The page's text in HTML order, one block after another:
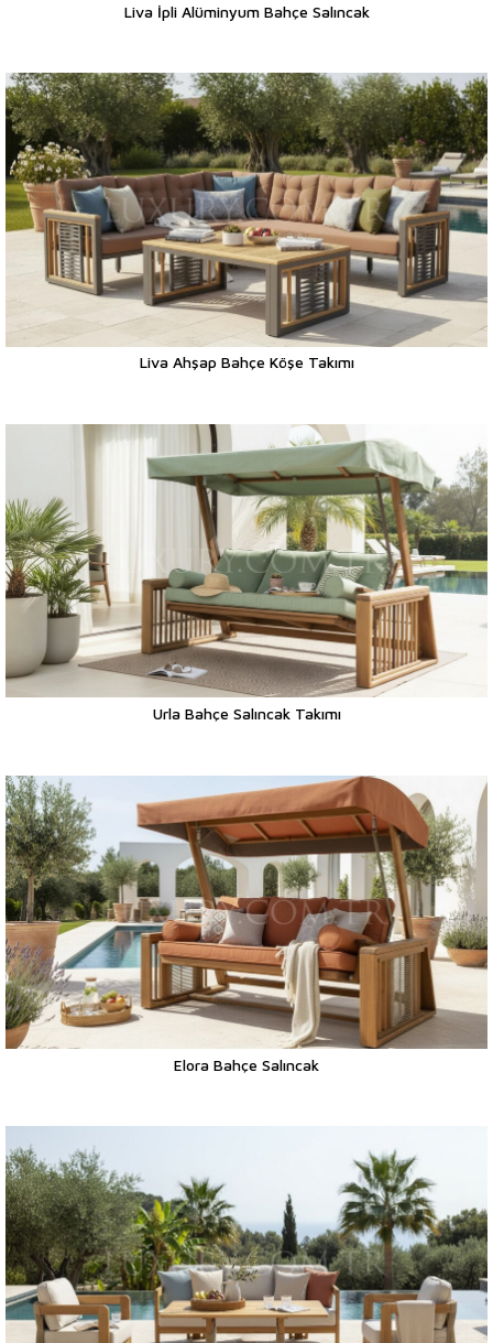
Liva İpli Alüminyum Bahçe Salıncak
Liva Ahşap Bahçe Köşe Takımı
Urla Bahçe Salıncak Takımı
Elora Bahçe Salıncak